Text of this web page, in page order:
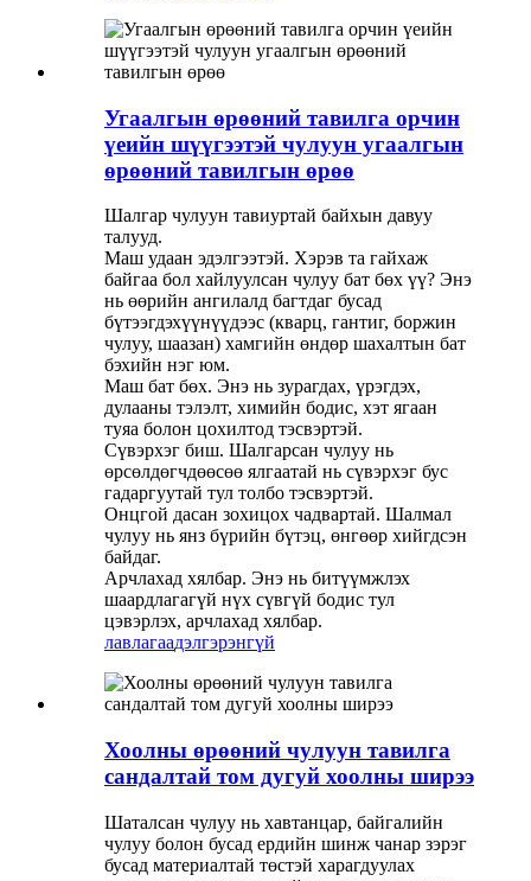
Угаалгын өрөөний тавилга орчин
үеийн шүүгээтэй чулуун угаалгын
өрөөний тавилгын өрөө
Шалгар чулуун тавиуртай байхын давуу
талууд.
Маш удаан эдэлгээтэй. Хэрэв та гайхаж
байгаа бол хайлуулсан чулуу бат бөх үү? Энэ
нь өөрийн ангилалд багтдаг бусад
бүтээгдэхүүнүүдээс (кварц, гантиг, боржин
чулуу, шаазан) хамгийн өндөр шахалтын бат
бэхийн нэг юм.
Маш бат бөх. Энэ нь зурагдах, үрэгдэх,
дулааны тэлэлт, химийн бодис, хэт ягаан
туяа болон цохилтод тэсвэртэй.
Сүвэрхэг биш. Шалгарсан чулуу нь
өрсөлдөгчдөөсөө ялгаатай нь сүвэрхэг бус
гадаргуутай тул толбо тэсвэртэй.
Онцгой дасан зохицох чадвартай. Шалмал
чулуу нь янз бүрийн бүтэц, өнгөөр ​​​​хийгдсэн
байдаг.
Арчлахад хялбар. Энэ нь битүүмжлэх
шаардлагагүй нүх сүвгүй бодис тул
цэвэрлэх, арчлахад хялбар.
лавлагаадэлгэрэнгүй
Хоолны өрөөний чулуун тавилга
сандалтай том дугуй хоолны ширээ
Шаталсан чулуу нь хавтанцар, байгалийн
чулуу болон бусад ердийн шинж чанар зэрэг
бусад материалтай төстэй харагдуулах